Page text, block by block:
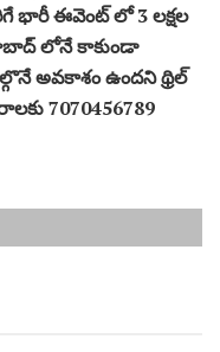
భారీ ఈవెంట్ లో 3 లక్షల
లోనే కాకుండా
అవకాశం ఉందని థ్రిల్
7070456789